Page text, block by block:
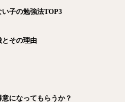
子の勉強法TOP3
とその理由
になってもらうか？